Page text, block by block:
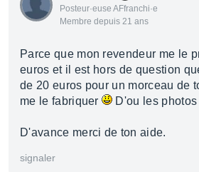
Posteur·euse AFfranchi·e
Membre depuis 21 ans
Parce que mon revendeur me le
euros et il est hors de question
de 20 euros pour un morceau de
me le fabriquer
D'ou les photos
D'avance merci de ton aide.
signaler